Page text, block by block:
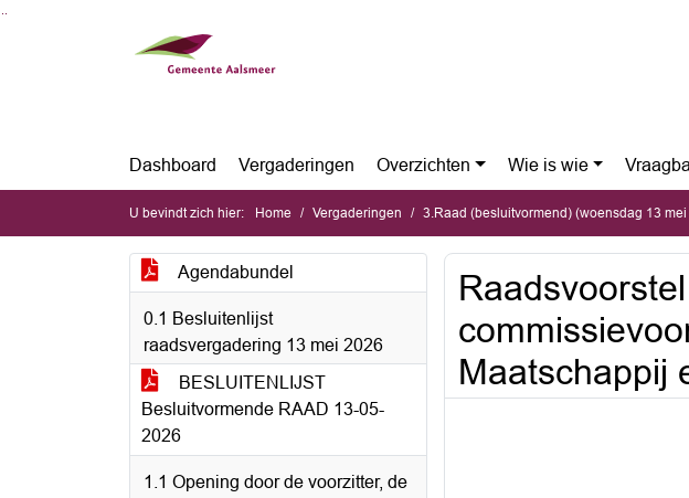
Dashboard Vergaderingen Overzichten Wie is wie
U bevindt zich hier: Home Vergaderingen 3.Raad (besluitvormend) (woensdag 13
Agendabundel
0.1 Besluitenlijst
raadsvergadering 13 mei 2026
BESLUITENLIJST
Besluitvormende RAAD 13-05-
2026
1.1 Opening door de voorzitter, de
Maatschappij